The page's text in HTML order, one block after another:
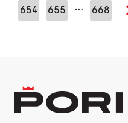
654 655 … 668